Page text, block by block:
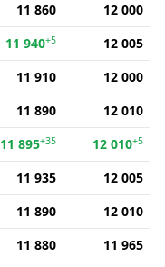
11 860
12 000
11 940+5
12 005
11 910
12 000
11 890
12 010
11 895+35 12 010+5
11 935
12 005
11 890
12 010
11 880
11 965